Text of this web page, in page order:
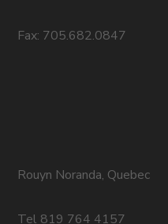
Fax: 705.682.0847
Rouyn Noranda, Quebec
Tel 819 764 4157